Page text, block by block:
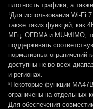
плотность трафика, а
‡Для использования Wi-Fi
также таких функций, как
МГц, OFDMA и MU-MIMO,
поддерживать
нормативных ограничений
доступны не во всех
и регионах.
§ Некоторые функции
ограничены на отдельных
Для обеспечения